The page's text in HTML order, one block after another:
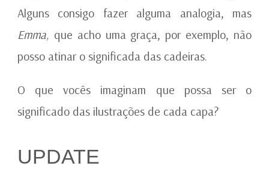
Alguns consigo fazer alguma analogia, mas
Emma, que acho uma graça, por exemplo, não
posso atinar o significada das cadeiras.
O que vocês imaginam que possa ser o
significado das ilustrações de cada capa?
UPDATE